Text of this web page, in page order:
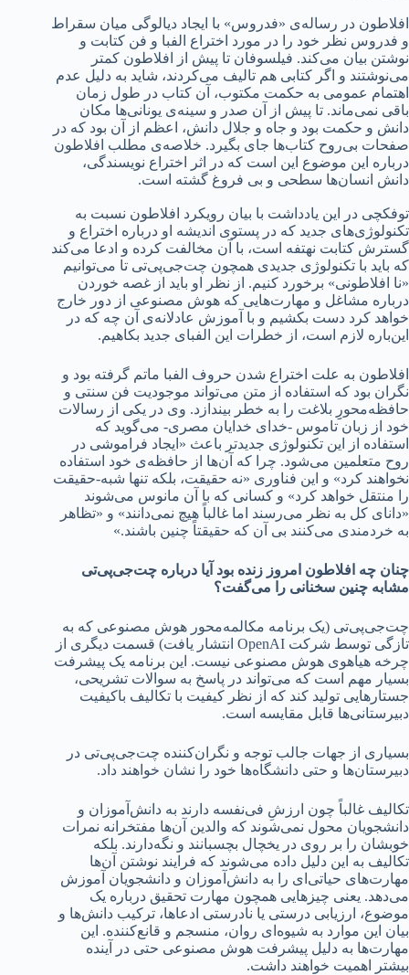
افلاطون در رساله‌ی «فدروس» با ایجاد دیالوگی میان سقراط
و فدروس نظر خود را در مورد اختراع الفبا و فن کتابت و
نوشتن بیان می‌کند. فیلسوفان تا پیش از افلاطون کمتر
می‌نوشتند و اگر کتابی هم تالیف می‌کردند، شاید به دلیل عدم
اهتمام عمومی به حکمت مکتوب، آن کتاب در طول زمان
باقی نمی‌ماند. تا پیش از آن صدر و سینه‌ی یونانی‌ها مکان
دانش و حکمت بود و جاه و جلال دانش، اعظم از آن بود که در
صفحات بی‌روح کتاب‌ها جای بگیرد. خلاصه‌ی مطلب افلاطون
درباره این موضوع این است که در اثر اختراع نویسندگی،
دانش انسان‌ها سطحی و بی فروغ گشته است.
توفکچی در این یادداشت با بیان رویکرد افلاطون نسبت به
تکنولوژی‌های جدید که در پستوی اندیشه او درباره اختراع و
گسترش کتابت نهتفه است، با آن مخالفت کرده و ادعا می‌کند
که باید با تکنولوژی جدیدی همچون چت‌جی‌پی‌تی تا می‌توانیم
«نا افلاطونی» برخورد کنیم. از نظر او باید از غصه خوردن
درباره مشاغل و مهارت‌هایی که هوش مصنوعی از دور خارج
خواهد کرد دست بکشیم و با آموزش عادلانه‌ی آن چه که در
این‌باره لازم است، از خطرات این الفبای جدید بکاهیم.
افلاطون به علت اختراع شدن حروف الفبا ماتم گرفته بود و
نگران بود که استفاده از متن می‌تواند موجودیت فن سنتی و
حافظه‌محورِِ بلاغت را به خطر بیندازد. وی در یکی از رسالات
خود از زبان تاموس -خدای خدایان مصری- می‌گوید که
استفاده از این تکنولوژی جدید‌تر باعث «ایجاد فراموشی در
روح متعلمین می‌شود. چرا که آن‌ها از حافظه‌‌ی خود استفاده
نخواهند کرد» و این فناوری «نه حقیقت، بلکه تنها شبه-حقیقت
را منتقل خواهد کرد» و کسانی که با آن مانوس می‌شوند
«دانای کل به نظر می‌رسند اما غالباً هیچ نمی‌دانند» و «تظاهر
به خردمندی می‌کنند بی آن که حقیقتاً چنین باشند.»
چنان چه افلاطون امروز زنده بود آیا درباره چت‌جی‌پی‌تی
مشابه چنین سخنانی را می‌گفت؟
چت‌جی‌پی‌تی (یک برنامه مکالمه‌محور هوش مصنوعی که به
تازگی توسط شرکت OpenAI انتشار یافت) قسمت دیگری از
چرخه هیاهوی هوش مصنوعی نیست. این برنامه یک پیشرفت
بسیار مهم است که می‌تواند در پاسخ به سوالات تشریحی،
جستارهایی تولید کند که از نظر کیفیت با تکالیف باکیفیت
دبیرستانی‌ها قابل مقایسه است.
بسیاری از جهات جالب توجه و نگران‌کننده چت‌جی‌پی‌تی در
دبیرستان‌ها و حتی دانشگاه‌ها خود را نشان خواهند داد.
تکالیف غالباً چون ارزشِ فی‌نفسه دارند به دانش‌آموزان و
دانشجویان محول نمی‌شوند که والدین آن‌ها مفتخرانه نمرات
خوبشان را بر روی در یخچال بچسبانند و نگه‌دارند. بلکه
تکالیف به این دلیل داده می‌شوند که فرایند نوشتن آن‌ها
مهارت‌های حیاتی‌ای را به دانش‌آموزان و دانشجویان آموزش
می‌دهد. یعنی چیزهایی همچون مهارت تحقیق درباره یک
موضوع، ارزیابی درستی یا نادرستی ادعاها، ترکیب دانش‌ها و
بیان این موارد به شیوه‌ای روان، منسجم و قانع‌کننده. این
مهارت‌ها به دلیل پیشرفت هوش مصنوعی حتی در آینده
بیشتر اهمیت خواهند داشت.